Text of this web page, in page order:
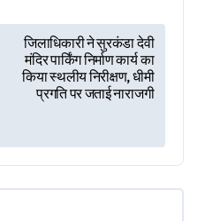
जिलाधिकारी ने सुरकंडा देवी
मंदिर पार्किंग निर्माण कार्य का
किया स्थलीय निरीक्षण, धीमी
प्रगति पर जताई नाराजगी